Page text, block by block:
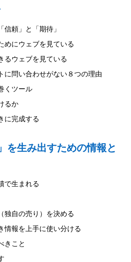
頼」と「期待」
めにウェブを見ている
るウェブを見ている
に問い合わせがない８つの理由
くツール
るか
に完成する
生み出すための情報と
で生まれる
独自の売り）を決める
情報を上手に使い分ける
きこと